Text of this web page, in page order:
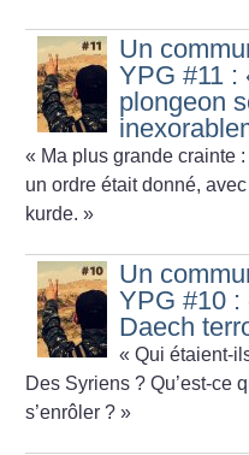
Un
YPG #11 :
plongeon
« Ma plus grande crainte
un ordre était donné,
kurde. »
Un
YPG #10 :
Daech
« Qui étaient-
Des Syriens ? Qu’est-ce
s’enrôler ? »